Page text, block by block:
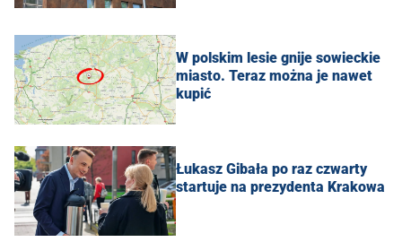
W polskim lesie gnije sowieckie
miasto. Teraz można je nawet
kupić
Łukasz Gibała po raz czwarty
startuje na prezydenta Krakowa